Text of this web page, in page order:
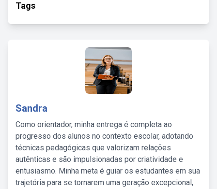
Tags
Sandra
Como orientador, minha entrega é completa ao
progresso dos alunos no contexto escolar, adotando
técnicas pedagógicas que valorizam relações
autênticas e são impulsionadas por criatividade e
entusiasmo. Minha meta é guiar os estudantes em sua
trajetória para se tornarem uma geração excepcional,